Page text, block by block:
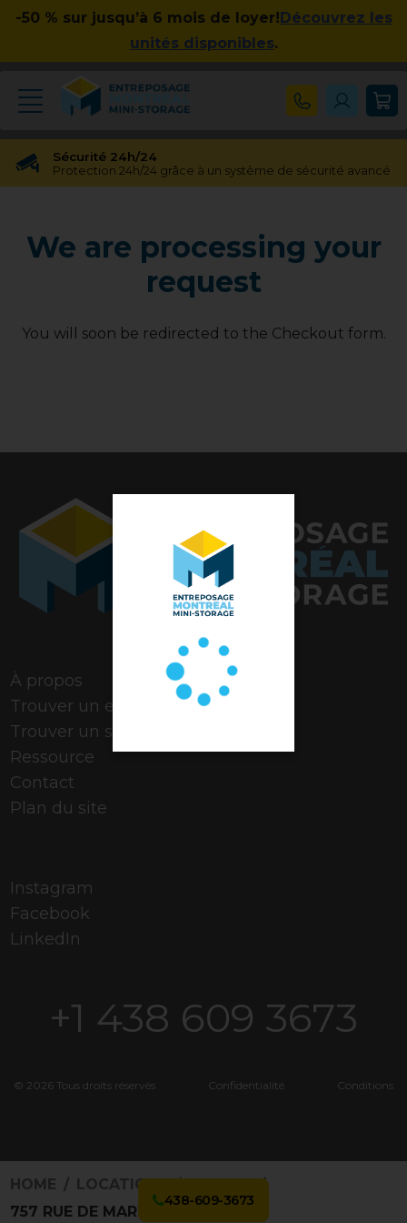
-50 % sur jusqu’à 6 mois de loyer!Découvrez les
unités disponibles.
Sécurité 24h/24
Protection 24h/24 grâce à un système de sécurité avancé
Transfert gratuit d'unité
Vous avez besoin d'une taille différente ? Pas de souci !
Pas d'engagement à long terme
We are processing your
request
You will soon be redirected to the Checkout form.
À propos
Trouver un espace
Trouver un stationnement
Ressource
Contact
Plan du site
Instagram
Facebook
LinkedIn
+1 438 609 3673
© 2026 Tous droits réservés Confidentialité Conditions
438-609-3673
HOME LOCATIONS
3199863
757 RUE DE MARTIGNY O